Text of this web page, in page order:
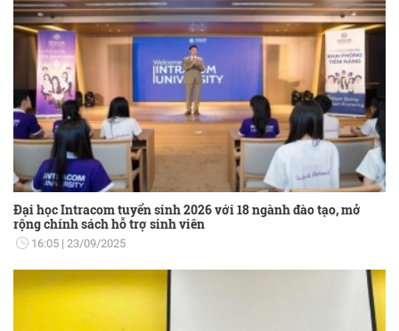
Đại học Intracom tuyển sinh 2026 với 18 ngành đào tạo, mở
rộng chính sách hỗ trợ sinh viên
16:05 23/09/2025